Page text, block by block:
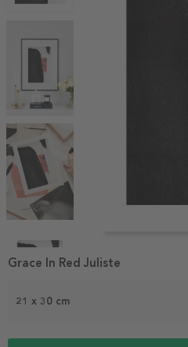
1
21 x 30 cm
Grace In Red Juliste